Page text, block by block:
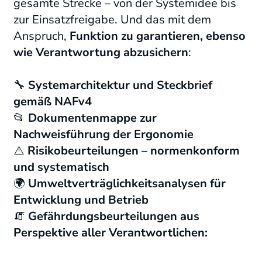
zur Einsatzfreigabe. Und das mit dem
Anspruch, Funktion zu garantieren, ebenso
wie Verantwortung abzusichern:
🔧 Systemarchitektur und Steckbrief
gemäß NAFv4
📂 Dokumentenmappe zur
Nachweisführung der Ergonomie
⚠️ Risikobeurteilungen – normenkonform
und systematisch
🌍 Umweltverträglichkeitsanalysen für
Entwicklung und Betrieb
🧯 Gefährdungsbeurteilungen aus
Perspektive aller Verantwortlichen: